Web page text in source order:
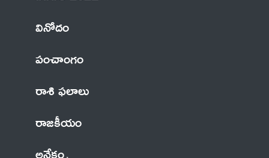
వినోదం
పంచాంగం
రాశి ఫలాలు
రాజకీయం